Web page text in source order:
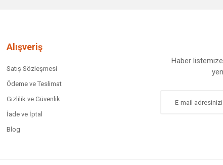
Alışveriş
Satış Sözleşmesi
Ödeme ve Teslimat
Gizlilik ve Güvenlik
İade ve İptal
Blog
Haber